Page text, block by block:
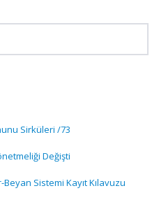
Sirküleri /73
Değişti
Beyan Sistemi Kayıt Kılavuzu